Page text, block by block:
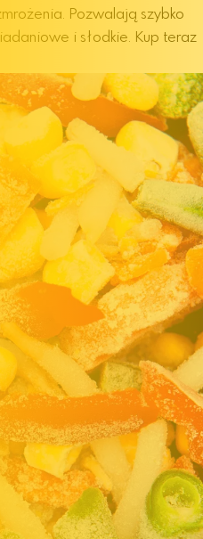
Pozwalają szybko
i słodkie. Kup teraz